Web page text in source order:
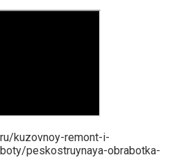
kuzovnoy-remont-i-
peskostruynaya-obrabotka-